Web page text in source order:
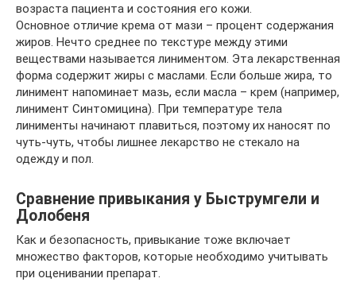
возраста пациента и состояния его кожи.
Основное отличие крема от мази – процент содержания
жиров. Нечто среднее по текстуре между этими
веществами называется линиментом. Эта лекарственная
форма содержит жиры с маслами. Если больше жира, то
линимент напоминает мазь, если масла – крем (например,
линимент Синтомицина). При температуре тела
линименты начинают плавиться, поэтому их наносят по
чуть-чуть, чтобы лишнее лекарство не стекало на
одежду и пол.
Сравнение привыкания у Быструмгели и
Долобеня
Как и безопасность, привыкание тоже включает
множество факторов, которые необходимо учитывать
при оценивании препарат.